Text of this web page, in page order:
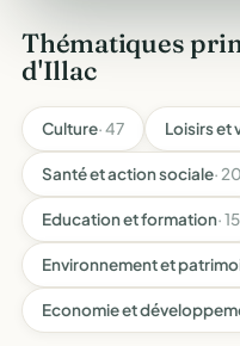
Thématiques
d'Illac
Culture· 47 Loisirs et
Santé et action sociale· 20
Education et formation· 15
Environnement et
Economie et